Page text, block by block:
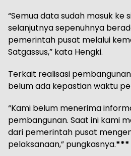
“Semua data sudah masuk ke
selanjutnya sepenuhnya
pemerintah pusat melalui
Satgassus,” kata Hengki.
Terkait realisasi
belum ada kepastian waktu
“Kami belum menerima
pembangunan. Saat ini kami
dari pemerintah pusat
pelaksanaan,” pungkasnya.***